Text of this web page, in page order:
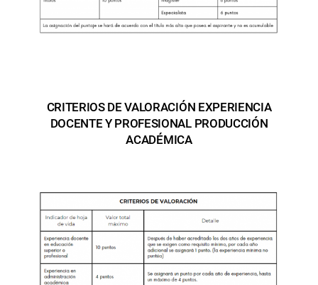
CRITERIOS DE VALORACIÓN EXPERIENCIA
DOCENTE Y PROFESIONAL PRODUCCIÓN
ACADÉMICA